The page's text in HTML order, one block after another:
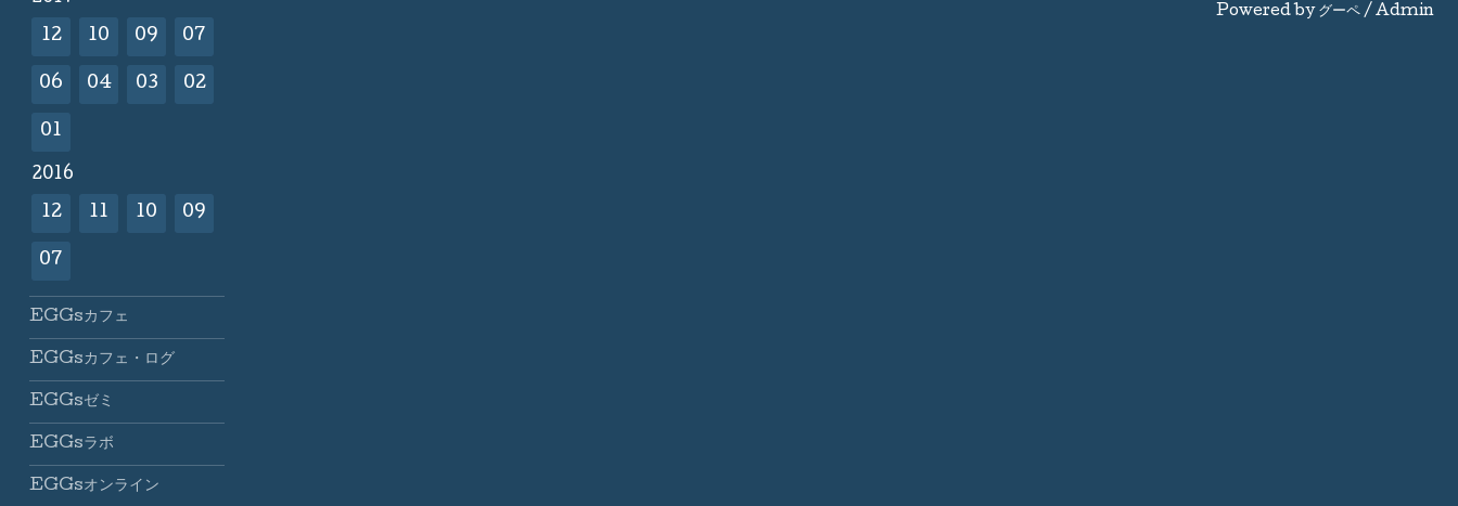
Powered by グーペ / Admin
12 10 09 07
06 04 03 02
01
2016
12 11 10 09
07
EGGsカフェ
EGGsカフェ・ログ
EGGsゼミ
EGGsラボ
EGGsオンライン